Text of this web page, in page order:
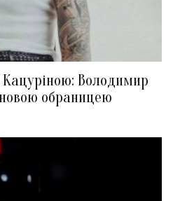
Кацуріною: Володимир
обраницею